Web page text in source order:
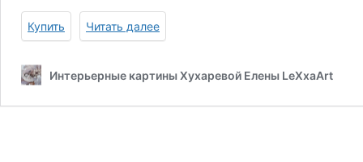
Купить Читать далее
Интерьерные картины Хухаревой Елены LeXxaArt